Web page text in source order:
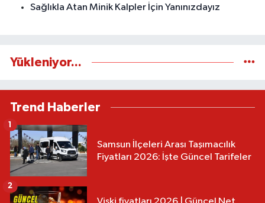
Sağlıkla Atan Minik Kalpler İçin Yanınızdayız
Yükleniyor...
Trend Haberler
Samsun İlçeleri Arası Taşımacılık
Fiyatları 2026: İşte Güncel Tarifeler
1
2